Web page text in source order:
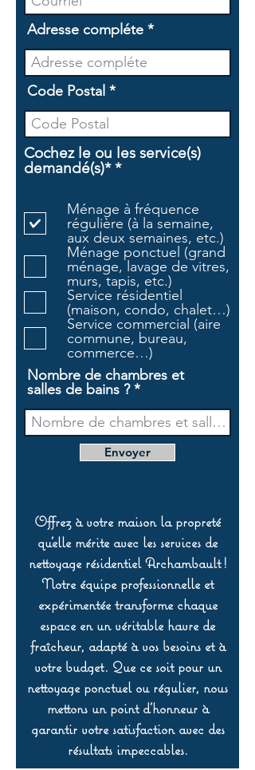
Adresse compléte
Code Postal
Cochez le ou les service(s)
demandé(s)* *O
g
a
t
o
i
r
e
Ménage à fréquence
régulière (à la semaine,
aux deux semaines, etc.)
Ménage ponctuel (grand
ménage, lavage de vitres,
murs, tapis, etc.)
Service résidentiel
(maison, condo, chalet…)
Service commercial (aire
commune, bureau,
commerce…)
Nombre de chambres et
salles de bains ?
Envoyer
Offrez à votre maison la propreté
qu’elle mérite avec les services de
nettoyage résidentiel Archambault !
Notre équipe professionnelle et
expérimentée transforme chaque
espace en un véritable havre de
fraîcheur, adapté à vos besoins et à
votre budget. Que ce soit pour un
nettoyage ponctuel ou régulier, nous
mettons un point d’honneur à
garantir votre satisfaction avec des
résultats impeccables.